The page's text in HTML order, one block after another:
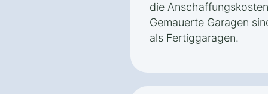
die
Gemauerte Garagen
als Fertiggaragen.